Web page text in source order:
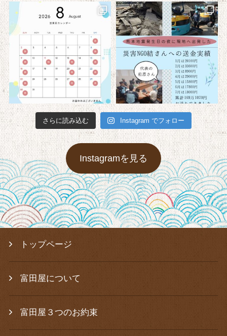
さらに読み込む Instagram でフォロー
Instagramを見る
トップページ
富田屋について
富田屋３つのお約束